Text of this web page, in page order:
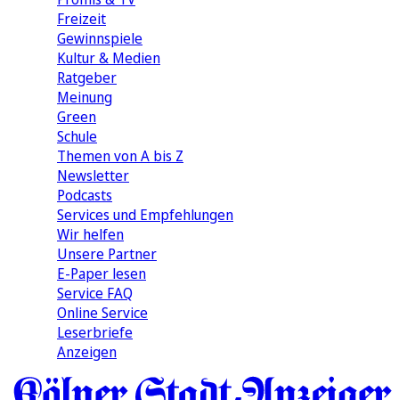
Freizeit
Gewinnspiele
Kultur & Medien
Ratgeber
Meinung
Green
Schule
Themen von A bis Z
Newsletter
Podcasts
Services und Empfehlungen
Wir helfen
Unsere Partner
E-Paper lesen
Service FAQ
Online Service
Leserbriefe
Anzeigen